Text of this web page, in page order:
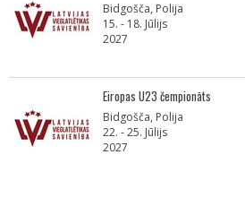
Bidgošča, Polija
15. - 18. Jūlijs
2027
Eiropas U23 čempionāts
Bidgošča, Polija
22. - 25. Jūlijs
2027